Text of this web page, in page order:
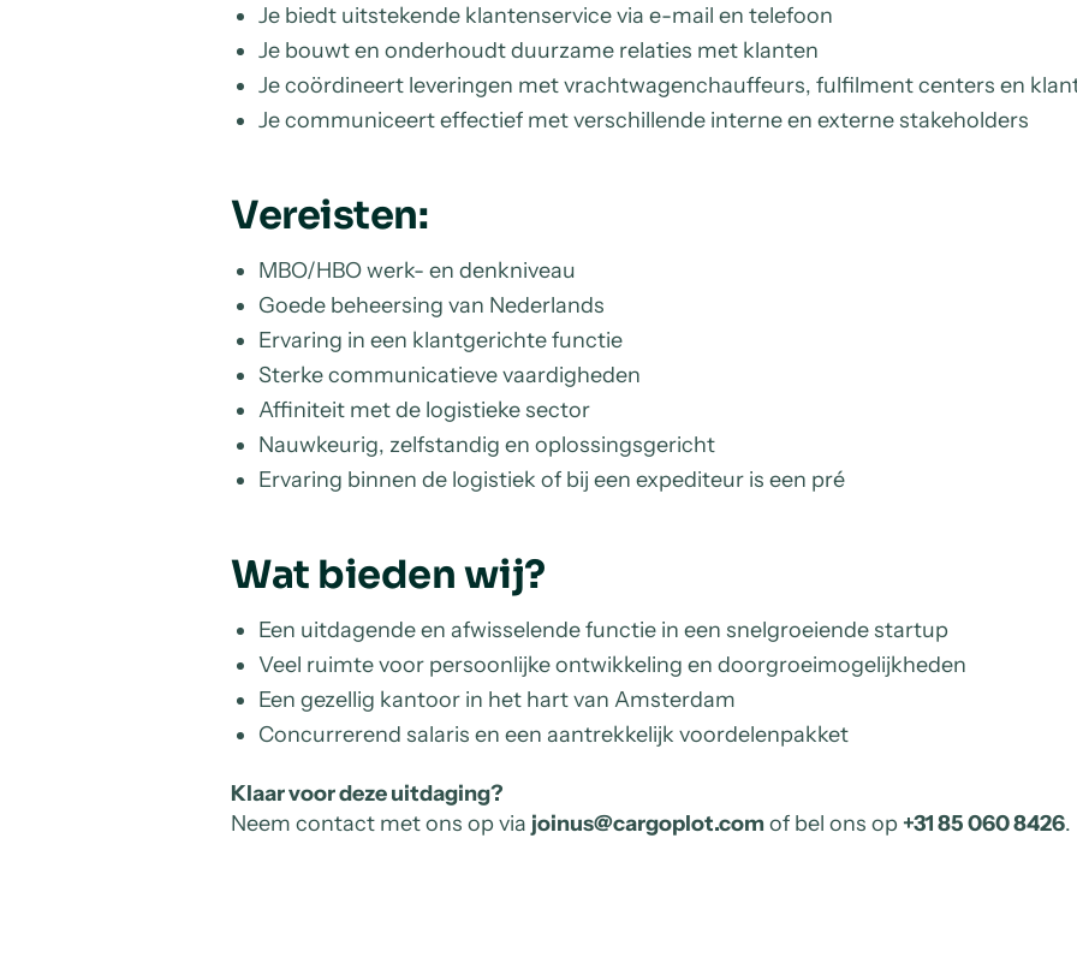
Je biedt uitstekende klantenservice via e-mail en telefoon
Je bouwt en onderhoudt duurzame relaties met klanten
Je coördineert leveringen met vrachtwagenchauffeurs, fulfilment centers en
Je communiceert effectief met verschillende interne en externe stakeholders
Vereisten:
MBO/HBO werk- en denkniveau
Goede beheersing van Nederlands
Ervaring in een klantgerichte functie
Sterke communicatieve vaardigheden
Affiniteit met de logistieke sector
Nauwkeurig, zelfstandig en oplossingsgericht
Ervaring binnen de logistiek of bij een expediteur is een pré
Wat bieden wij?
Een uitdagende en afwisselende functie in een snelgroeiende startup
Veel ruimte voor persoonlijke ontwikkeling en doorgroeimogelijkheden
Een gezellig kantoor in het hart van Amsterdam
Concurrerend salaris en een aantrekkelijk voordelenpakket
Klaar voor deze uitdaging?
Neem contact met ons op via joinus@cargoplot.comof bel ons op +31 85 060 8426.